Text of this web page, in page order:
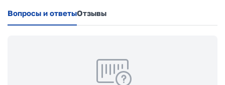
Вопросы и ответыОтзывы